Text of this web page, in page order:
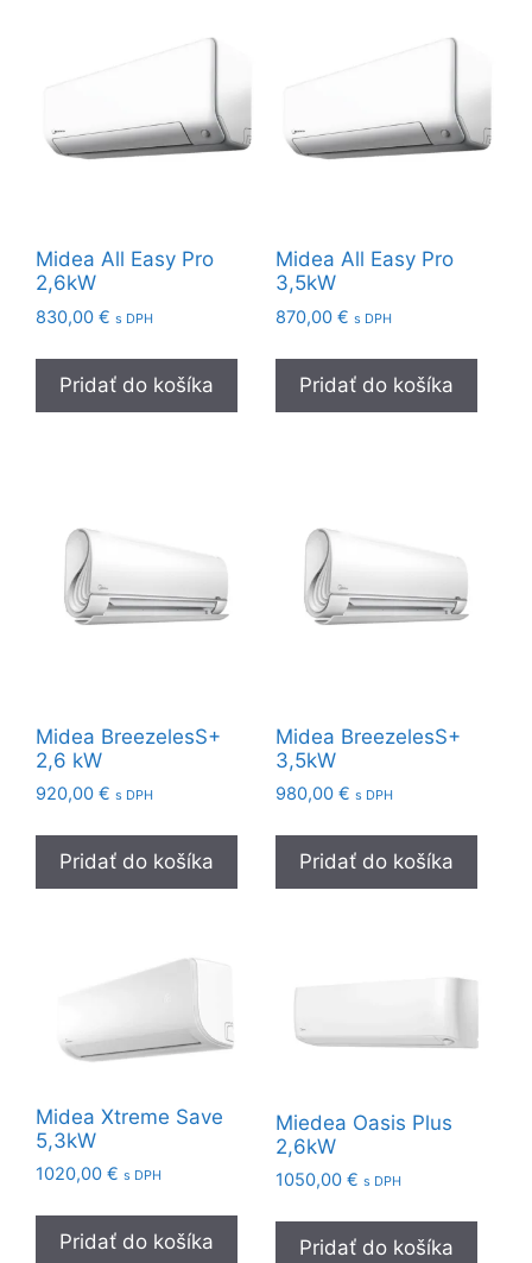
Midea All Easy Pro
2,6kW
830,00 € s DPH
Pridať do košíka
Midea All Easy Pro
3,5kW
870,00 € s DPH
Pridať do košíka
Midea BreezelesS+
2,6 kW
920,00 € s DPH
Pridať do košíka
Midea BreezelesS+
3,5kW
980,00 € s DPH
Pridať do košíka
Midea Xtreme Save
5,3kW
1020,00 € s DPH
Pridať do košíka
Miedea Oasis Plus
2,6kW
1050,00 € s DPH
Pridať do košíka